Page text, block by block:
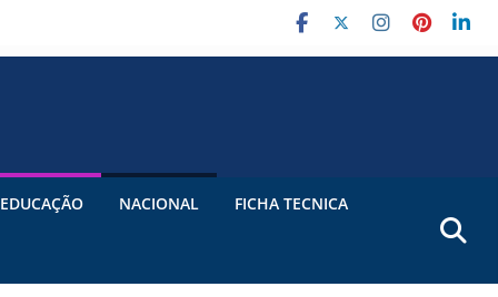
EDUCAÇÃO NACIONAL FICHA TECNICA